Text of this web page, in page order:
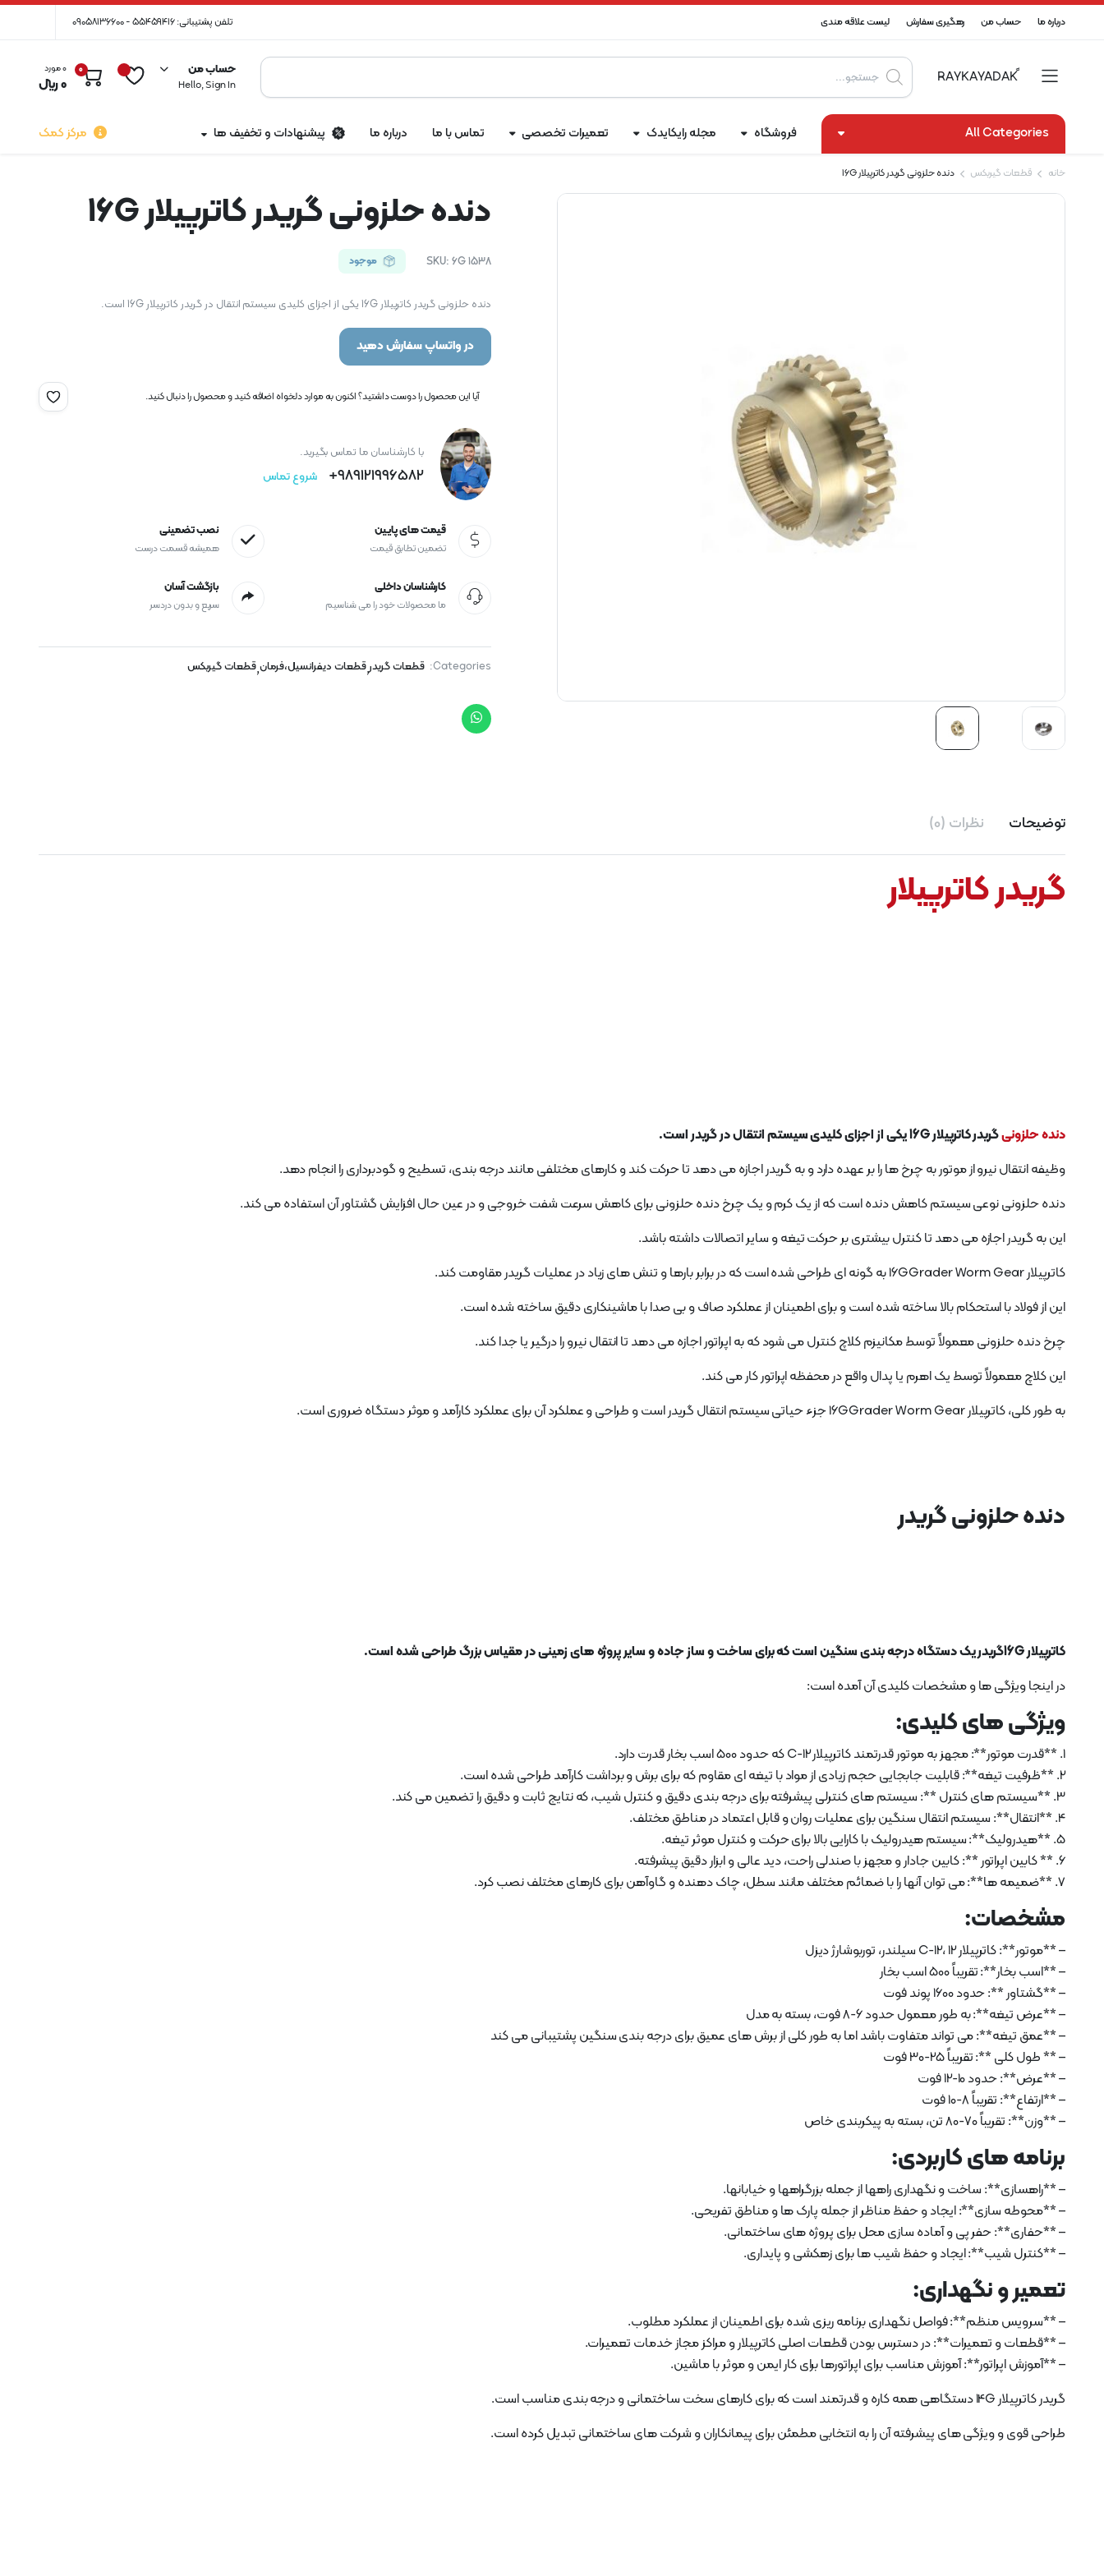
درباره ما حساب من رهگیری سفارش لیست علاقه مندی تلفن پشتیبانی: 55459416 - 09058136600
Products
search
حساب من
Hello, Sign In
0 0 مورد
0﷼
All Categories فروشگاه مجله رایکایدک تعمیرات تخصصی تماس با ما درباره ما پیشنهادات و تخفیف ها مرکز کمک
خانه قطعات گیربکس دنده حلزونی گریدر کاترپیلار 16G
دنده حلزونی گریدر کاترپیلار 16G
SKU: 6G 1538 موجود
دنده حلزونی گریدر کاترپیلار 16G یکی از اجزای کلیدی سیستم انتقال در گریدر کاترپیلار 16G است.
در واتساپ سفارش دهید
آیا این محصول را دوست داشتید؟ اکنون به موارد دلخواه اضافه کنید و محصول را دنبال کنید.
با کارشناسان ما تماس بگیرید.
989121996582+ شروع تماس
قیمت های پایین
تضمین تطابق قیمت
نصب تضمینی
همیشه قسمت درست
کارشناسان داخلی
ما محصولات خود را می شناسیم
بازگشت آسان
سریع و بدون دردسر
Categories: قطعات گریدر,قطعات دیفرانسیل،فرمان,قطعات گیربکس
توضیحات نظرات (0)
گریدر کاترپیلار
دنده حلزونیگریدر کاترپیلار 16G یکی از اجزای کلیدی سیستم انتقال در گریدر است.
وظیفه انتقال نیرو از موتور به چرخ ها را بر عهده دارد و به گریدر اجازه می دهد تا حرکت کند و کارهای مختلفی مانند درجه بندی، تسطیح و گودبرداری را انجام دهد.
دنده حلزونی نوعی سیستم کاهش دنده است که از یک کرم و یک چرخ دنده حلزونی برای کاهش سرعت شفت خروجی و در عین حال افزایش گشتاور آن استفاده می کند.
این به گریدر اجازه می دهد تا کنترل بیشتری بر حرکت تیغه و سایر اتصالات داشته باشد.
کاترپیلار 16GGrader Worm Gear به گونه ای طراحی شده است که در برابر بارها و تنش های زیاد در عملیات گریدر مقاومت کند.
این از فولاد با استحکام بالا ساخته شده است و برای اطمینان از عملکرد صاف و بی صدا با ماشینکاری دقیق ساخته شده است.
چرخ دنده حلزونی معمولاً توسط مکانیزم کلاچ کنترل می شود که به اپراتور اجازه می دهد تا انتقال نیرو را درگیر یا جدا کند.
این کلاچ معمولاً توسط یک اهرم یا پدال واقع در محفظه اپراتور کار می کند.
به طور کلی، کاترپیلار 16GGrader Worm Gear جزء حیاتی سیستم انتقال گریدر است و طراحی و عملکرد آن برای عملکرد کارآمد و موثر دستگاه ضروری است.
دنده حلزونی گریدر
کاترپیلار 16Gگریدر یک دستگاه درجه بندی سنگین است که برای ساخت و ساز جاده و سایر پروژه های زمینی در مقیاس بزرگ طراحی شده است.
در اینجا ویژگی ها و مشخصات کلیدی آن آمده است:
ویژگی های کلیدی:
1. **قدرت موتور**: مجهز به موتور قدرتمند کاترپیلار C-12 که حدود 500 اسب بخار قدرت دارد.
2. **ظرفیت تیغه**: قابلیت جابجایی حجم زیادی از مواد با تیغه ای مقاوم که برای برش و برداشت کارآمد طراحی شده است.
3. **سیستم های کنترل **: سیستم های کنترلی پیشرفته برای درجه بندی دقیق و کنترل شیب، که نتایج ثابت و دقیق را تضمین می کند.
4. **انتقال**: سیستم انتقال سنگین برای عملیات روان و قابل اعتماد در مناطق مختلف.
5. **هیدرولیک**: سیستم هیدرولیک با کارایی بالا برای حرکت و کنترل موثر تیغه.
6. ** کابین اپراتور **: کابین جادار و مجهز با صندلی راحت، دید عالی و ابزار دقیق پیشرفته.
7. **ضمیمه ها**: می توان آنها را با ضمائم مختلف مانند سطل، چاک دهنده و گاوآهن برای کارهای مختلف نصب کرد.
مشخصات:
– **موتور**: کاترپیلار C-12، 12 سیلندر، توربوشارژ دیزل
– **اسب بخار**: تقریباً 500 اسب بخار
– **گشتاور **: حدود 1600 پوند فوت
– **عرض تیغه**: به طور معمول حدود 6-8 فوت، بسته به مدل
– **عمق تیغه**: می تواند متفاوت باشد اما به طور کلی از برش های عمیق برای درجه بندی سنگین پشتیبانی می کند
– ** طول کلی **: تقریباً 25-30 فوت
– **عرض**: حدود 10-12 فوت
– **ارتفاع**: تقریباً 8-10 فوت
– **وزن**: تقریباً 70-80 تن، بسته به پیکربندی خاص
برنامه های کاربردی:
– **راهسازی**: ساخت و نگهداری راهها از جمله بزرگراهها و خیابانها.
– **محوطه سازی**: ایجاد و حفظ مناظر از جمله پارک ها و مناطق تفریحی.
– **حفاری**: حفر پی و آماده سازی محل برای پروژه های ساختمانی.
– **کنترل شیب**: ایجاد و حفظ شیب ها برای زهکشی و پایداری.
تعمیر و نگهداری:
– **سرویس منظم**: فواصل نگهداری برنامه ریزی شده برای اطمینان از عملکرد مطلوب.
– **قطعات و تعمیرات**: در دسترس بودن قطعات اصلی کاترپیلار و مراکز مجاز خدمات تعمیرات.
– **آموزش اپراتور**: آموزش مناسب برای اپراتورها برای کار ایمن و موثر با ماشین.
گریدر کاترپیلار 14G دستگاهی همه کاره و قدرتمند است که برای کارهای سخت ساختمانی و درجه بندی مناسب است.
طراحی قوی و ویژگی های پیشرفته آن را به انتخابی مطمئن برای پیمانکاران و شرکت های ساختمانی تبدیل کرده است.